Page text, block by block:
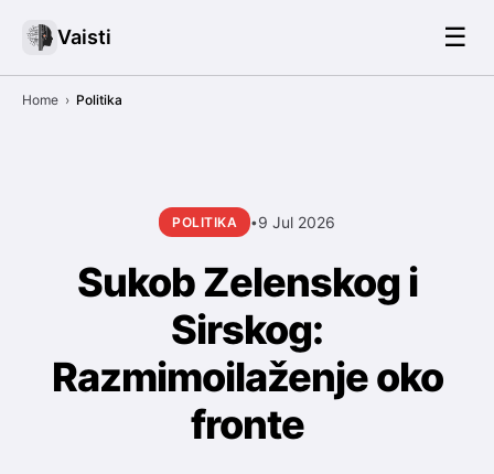
Vaisti ☰
Home › Politika
POLITIKA •9 Jul 2026
Sukob Zelenskog i
Sirskog:
Razmimoilaženje oko
fronte